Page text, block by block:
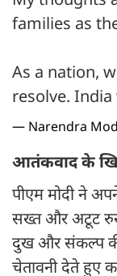
families as
As a nation,
resolve.
— Narendra
आतंकवाद के
पीएम मोदी ने
सख्त और अटूट रुख
दुख और संकल्प की
चेतावनी देते हुए